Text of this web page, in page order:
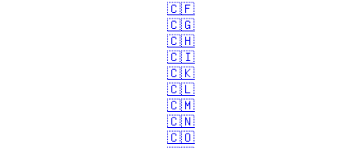
🇨🇫
🇨🇬
🇨🇭
🇨🇮
🇨🇰
🇨🇱
🇨🇲
🇨🇳
🇨🇴